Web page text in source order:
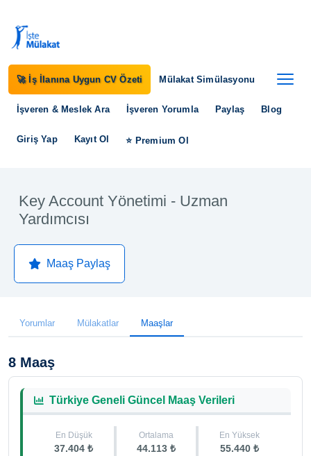
🚀 İş İlanına Uygun CV Özeti Mülakat Simülasyonu
İşveren & Meslek Ara İşveren Yorumla Paylaş Blog
Giriş Yap Kayıt Ol ⭐ Premium Ol
Key Account Yönetimi - Uzman
Yardımcısı
Maaş Paylaş
Yorumlar Mülakatlar Maaşlar
8 Maaş
Türkiye Geneli Güncel Maaş Verileri
En Düşük
37.404 ₺
Ortalama
44.113 ₺
En Yüksek
55.440 ₺